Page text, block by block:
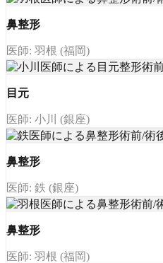
鼻整形
医師: 羽根 (福岡)
目元
医師: 小川 (銀座)
鼻整形
医師: 鉄 (銀座)
鼻整形
医師: 羽根 (福岡)